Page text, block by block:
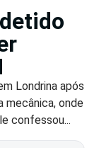
Londrina após
mecânica, onde
confessou...